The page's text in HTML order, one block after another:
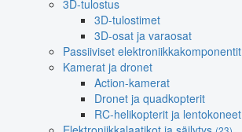
3D-tulostus
3D-tulostimet
3D-osat ja varaosat
Passiiviset elektroniikkakomponentit
Kamerat ja dronet
Action-kamerat
Dronet ja quadkopterit
RC-helikopterit ja lentokoneet